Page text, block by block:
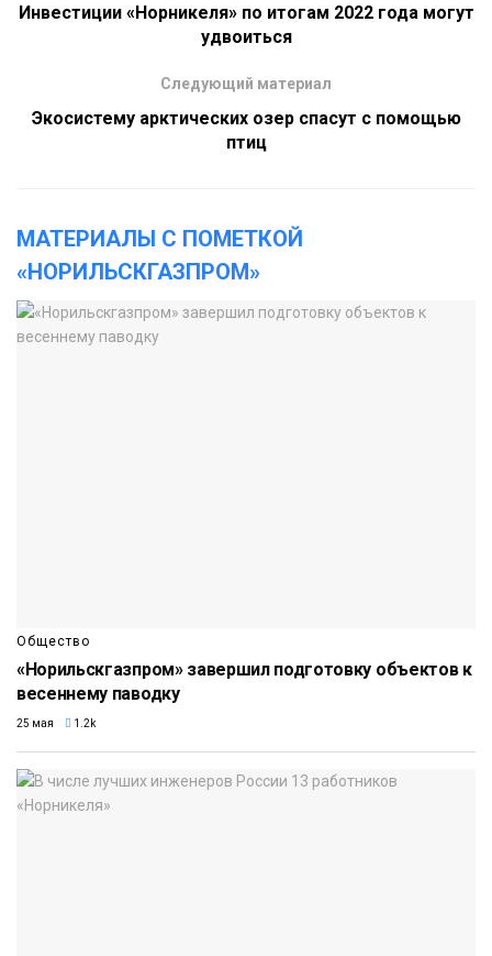
Инвестиции «Норникеля» по итогам 2022 года могут
удвоиться
Следующий материал
Экосистему арктических озер спасут с помощью
птиц
МАТЕРИАЛЫ С ПОМЕТКОЙ
«НОРИЛЬСКГАЗПРОМ»
Общество
«Норильскгазпром» завершил подготовку объектов к
весеннему паводку
25 мая 1.2k